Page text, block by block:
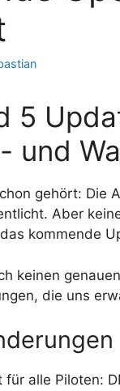
5
und
gehört: Die
Aber
kommende
keinen
die uns
für alle Piloten: